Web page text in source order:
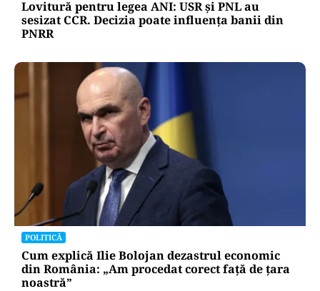
Lovitură pentru legea ANI: USR și PNL au
sesizat CCR. Decizia poate influența banii din
PNRR
POLITICĂ
Cum explică Ilie Bolojan dezastrul economic
din România: „Am procedat corect față de țara
noastră”